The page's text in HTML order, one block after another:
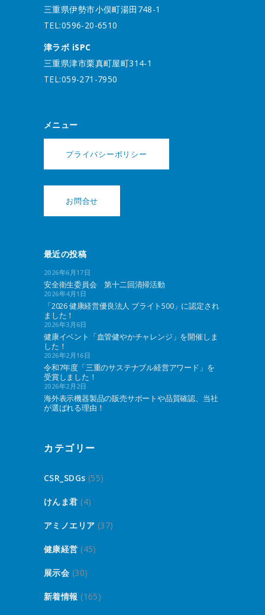
三重県伊勢市小俣町湯田748-1
TEL:0596-20-6510
津ラボ iSPC
三重県津市栗真町屋町314-1
TEL:059-271-7950
メニュー
プライバシーポリシー
お問合せ
最近の投稿
2026年6月17日
安全衛生委員会 第十二回清掃活動
2026年4月1日
「2026 健康経営優良法人 ブライト500」に認定され
ました！
2026年3月6日
健康イベント「血管健やかチャレンジ」を開催しま
した！
2026年2月16日
令和7年度「三重のサステナブル経営アワード」を
受賞しました！
2026年2月2日
海外表示機器製品の販売サポートや品質確認、当社
が選ばれる理由！
カテゴリー
CSR_SDGs (55)
けんま君 (4)
アミノエリア (37)
健康経営 (45)
展示会 (30)
新着情報 (165)